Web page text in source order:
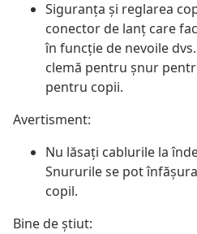
Siguranța și reglarea
conector de lanț care
în funcție de nevoile
clemă pentru șnur
pentru copii.
Avertisment:
Nu lăsați cablurile la
Snururile se pot
copil.
Bine de știut: